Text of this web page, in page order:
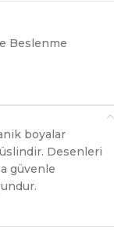
Beslenme
boyalar
Desenleri
güvenle